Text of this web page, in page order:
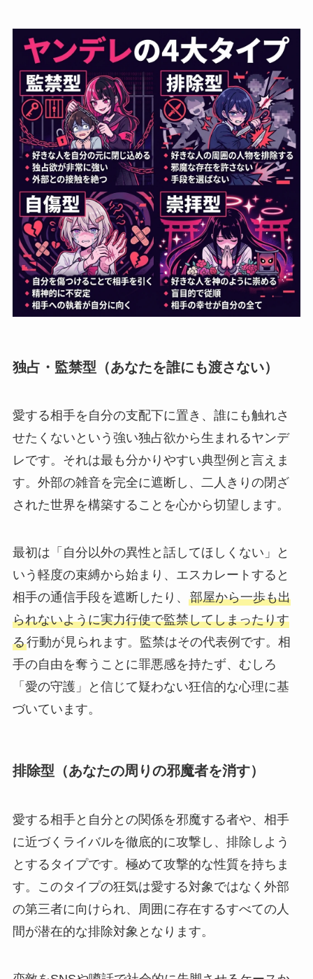
独占・監禁型（あなたを誰にも渡さない）
愛する相手を自分の支配下に置き、誰にも触れさ
せたくないという強い独占欲から生まれるヤンデ
レです。それは最も分かりやすい典型例と言えま
す。外部の雑音を完全に遮断し、二人きりの閉ざ
された世界を構築することを心から切望します。
最初は「自分以外の異性と話してほしくない」と
いう軽度の束縛から始まり、エスカレートすると
相手の通信手段を遮断したり、 部屋から一歩も出
られないように実力行使で監禁してしまったりす
る行動が見られます。監禁はその代表例です。相
手の自由を奪うことに罪悪感を持たず、むしろ
「愛の守護」と信じて疑わない狂信的な心理に基
づいています。
排除型（あなたの周りの邪魔者を消す）
愛する相手と自分との関係を邪魔する者や、相手
に近づくライバルを徹底的に攻撃し、排除しよう
とするタイプです。極めて攻撃的な性質を持ちま
す。このタイプの狂気は愛する対象ではなく外部
の第三者に向けられ、周囲に存在するすべての人
間が潜在的な排除対象となります。